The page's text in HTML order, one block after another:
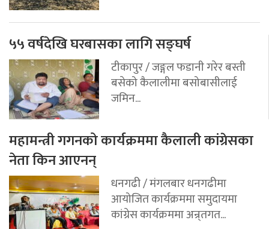
५५ वर्षदेखि घरबासका लागि सङ्घर्ष
टीकापुर / जङ्गल फडानी गरेर बस्ती
बसेको कैलालीमा बसोबासीलाई
जमिन...
महामन्त्री गगनको कार्यक्रममा कैलाली कांग्रेसका
नेता किन आएनन्
धनगढी / मंगलबार धनगढीमा
आयोजित कार्यक्रममा समुदायमा
कांग्रेस कार्यक्रममा अन्र्तगत...